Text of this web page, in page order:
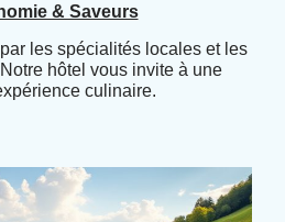
& Saveurs
les spécialités locales et les
hôtel vous invite à une
culinaire.